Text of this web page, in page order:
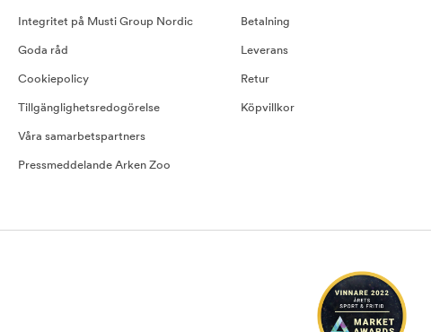
Integritet på Musti Group Nordic
Goda råd
Cookiepolicy
Tillgänglighetsredogörelse
Våra samarbetspartners
Pressmeddelande Arken Zoo
Betalning
Leverans
Retur
Köpvillkor